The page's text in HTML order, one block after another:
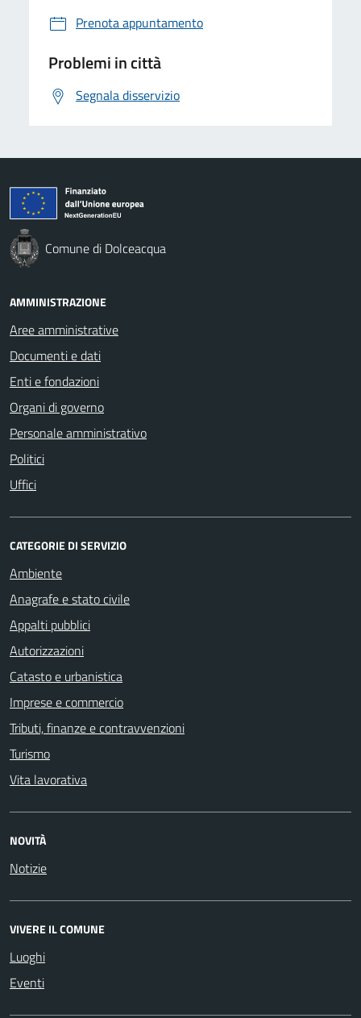
Prenota appuntamento
Problemi in città
Segnala disservizio
Comune di Dolceacqua
AMMINISTRAZIONE
Aree amministrative
Documenti e dati
Enti e fondazioni
Organi di governo
Personale amministrativo
Politici
Uffici
CATEGORIE DI SERVIZIO
Ambiente
Anagrafe e stato civile
Appalti pubblici
Autorizzazioni
Catasto e urbanistica
Imprese e commercio
Tributi, finanze e contravvenzioni
Turismo
Vita lavorativa
NOVITÀ
Notizie
VIVERE IL COMUNE
Luoghi
Eventi